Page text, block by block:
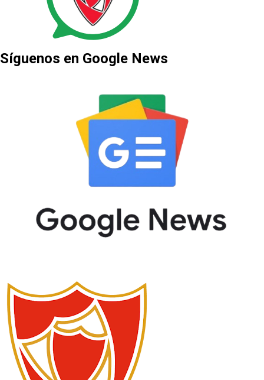
Síguenos en Google News